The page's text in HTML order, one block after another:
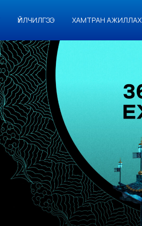
ҮЙЛЧИЛГЭЭ ХАМТРАН АЖИЛЛАХ